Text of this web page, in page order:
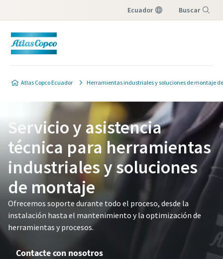
Ecuador Buscar
Atlas Copco Ecuador Herramientas industriales y soluciones de montaje
Servicio y asistencia
técnica para herramientas
industriales y soluciones
de montaje
Ofrecemos soporte durante todo el proceso, desde la
instalación hasta el mantenimiento y la optimización de
herramientas y procesos.
Contacte con nosotros